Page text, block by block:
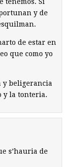
y de
de estar en
que como yo
y beligerancia
y la tonteria.
s’hauria de